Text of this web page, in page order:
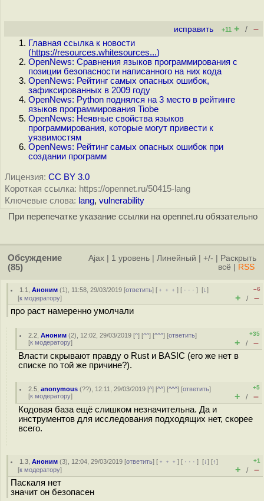
исправить +11 + / –
Главная ссылка к новости
(https://resources.whitesources...)
OpenNews: Сравнения языков программирования с
позиции безопасности написанного на них кода
OpenNews: Рейтинг самых опасных ошибок,
зафиксированных в 2009 году
OpenNews: Python поднялся на 3 место в рейтинге
языков программирования Tiobe
OpenNews: Неявные свойства языков
программирования, которые могут привести к
уязвимостям
OpenNews: Рейтинг самых опасных ошибок при
создании программ
Лицензия: CC BY 3.0
Короткая ссылка: https://opennet.ru/50415-lang
Ключевые слова: lang, vulnerability
При перепечатке указание ссылки на opennet.ru обязательно
Обсуждение
(85)
Ajax 1 уровень Линейный +/-
Раскрыть
всё
RSS
1.1 ,Аноним (1), 11:58, 29/03/2019 [ответить] [ ﹢﹢﹢] [ · · ·][↓]
[к модератору]
–6
+ / –
про раст намеренно умолчали
2.2 ,Аноним (2), 12:02, 29/03/2019 [^] [^^] [^^^] [ответить]
[к модератору]
+35
+ / –
Власти скрывают правду о Rust и BASIC (его же нет в
списке по той же причине?).
2.5 ,anonymous (??), 12:11, 29/03/2019 [^] [^^] [^^^] [ответить]
[к модератору]
+5
+ / –
Кодовая база ещё слишком незначительна. Да и
инструментов для исследования подходящих нет, скорее
всего.
1.3 ,Аноним (3), 12:04, 29/03/2019 [ответить] [ ﹢﹢﹢] [ · · ·][↓] [↑]
[к модератору]
+1
+ / –
Паскаля нет
значит он безопасен